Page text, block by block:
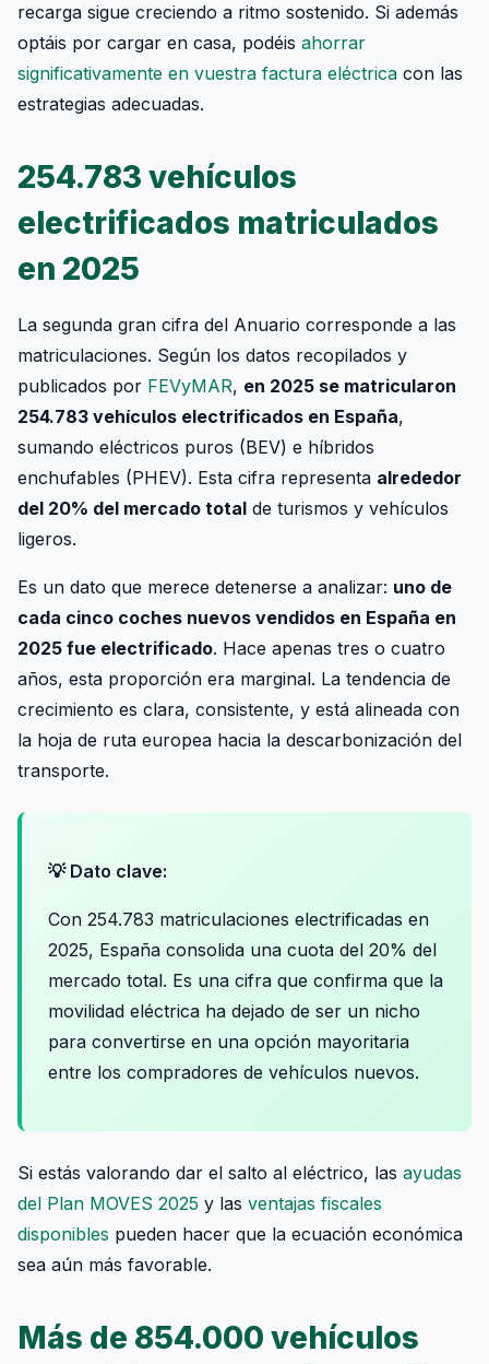
recarga sigue creciendo a ritmo sostenido. Si además
optáis por cargar en casa, podéis ahorrar
significativamente en vuestra factura eléctrica con las
estrategias adecuadas.
254.783 vehículos
electrificados matriculados
en 2025
La segunda gran cifra del Anuario corresponde a las
matriculaciones. Según los datos recopilados y
publicados por FEVyMAR, en 2025 se matricularon
254.783 vehículos electrificados en España,
sumando eléctricos puros (BEV) e híbridos
enchufables (PHEV). Esta cifra representa alrededor
del 20% del mercado total de turismos y vehículos
ligeros.
Es un dato que merece detenerse a analizar: uno de
cada cinco coches nuevos vendidos en España en
2025 fue electrificado. Hace apenas tres o cuatro
años, esta proporción era marginal. La tendencia de
crecimiento es clara, consistente, y está alineada con
la hoja de ruta europea hacia la descarbonización del
transporte.
💡 Dato clave:
Con 254.783 matriculaciones electrificadas en
2025, España consolida una cuota del 20% del
mercado total. Es una cifra que confirma que la
movilidad eléctrica ha dejado de ser un nicho
para convertirse en una opción mayoritaria
entre los compradores de vehículos nuevos.
Si estás valorando dar el salto al eléctrico, las ayudas
del Plan MOVES 2025 y las ventajas fiscales
disponibles pueden hacer que la ecuación económica
sea aún más favorable.
Más de 854.000 vehículos